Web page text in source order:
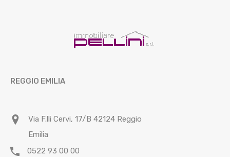
REGGIO EMILIA
Via F.lli Cervi, 17/B 42124 Reggio
Emilia
0522 93 00 00